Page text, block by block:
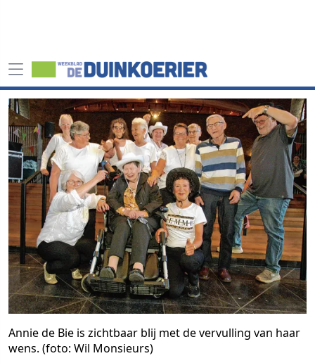
Annie de Bie is zichtbaar blij met de vervulling van haar
wens. (foto: Wil Monsieurs)